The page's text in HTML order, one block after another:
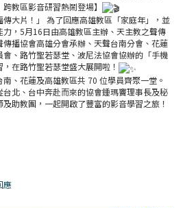
跨教區影音研習熱鬧登場】
傳大片！」 為了回應高雄教區「家庭年」，並
，5月16日由高雄教區主辦、天主教之聲傳
播協會高雄分會承辦、天聲台南分會、花蓮
、路竹聖若瑟堂、波尼法協會協辦的「手機
在路竹聖若瑟堂盛大展開啦！
、花蓮及高雄教區共 70 位學員齊聚一堂。
北、台中奔赴而來的協會鍾瑪竇理事長及秘
助教團，一起開啟了豐富的影音學習之旅！
應